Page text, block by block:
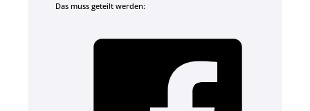
Das muss geteilt werden: